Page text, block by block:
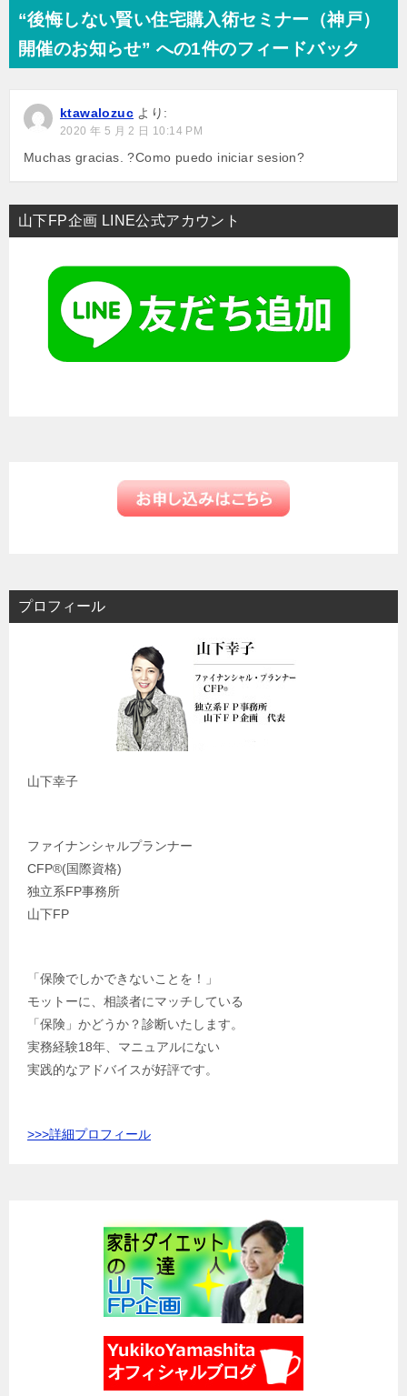
ビ
ゲ
シ
ョ
“後悔しない賢い住宅購入術セミナー（神戸）
開催のお知らせ” への1件のフィードバック
ktawalozuc より:
2020 年 5 月 2 日 10:14 PM
Muchas gracias. ?Como puedo iniciar sesion?
山下FP企画 LINE公式アカウント
プロフィール
山下幸子
ファイナンシャルプランナー
CFP®️(国際資格)
独立系FP事務所
山下FP
「保険でしかできないことを！」
モットーに、相談者にマッチしている
「保険」かどうか？診断いたします。
実務経験18年、マニュアルにない
実践的なアドバイスが好評です。
>>>詳細プロフィール